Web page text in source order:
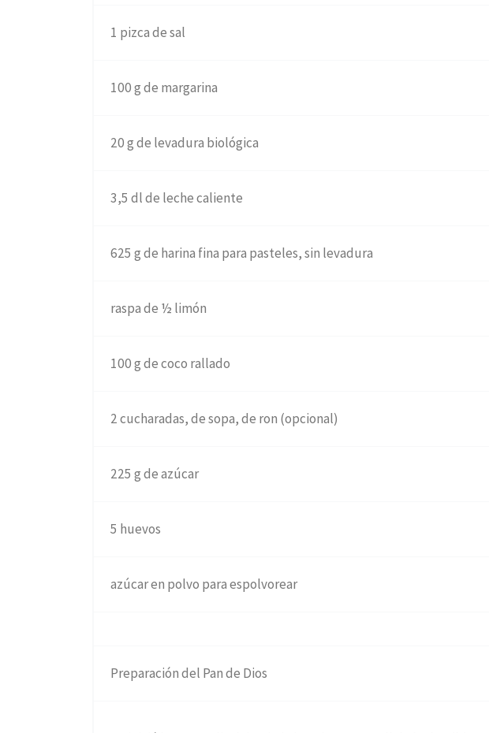
1 pizca de sal
100 g de margarina
20 g de levadura biológica
3,5 dl de leche caliente
625 g de harina fina para pasteles, sin levadura
raspa de ½ limón
100 g de coco rallado
2 cucharadas, de sopa, de ron (opcional)
225 g de azúcar
5 huevos
azúcar en polvo para espolvorear
Preparación del Pan de Dios